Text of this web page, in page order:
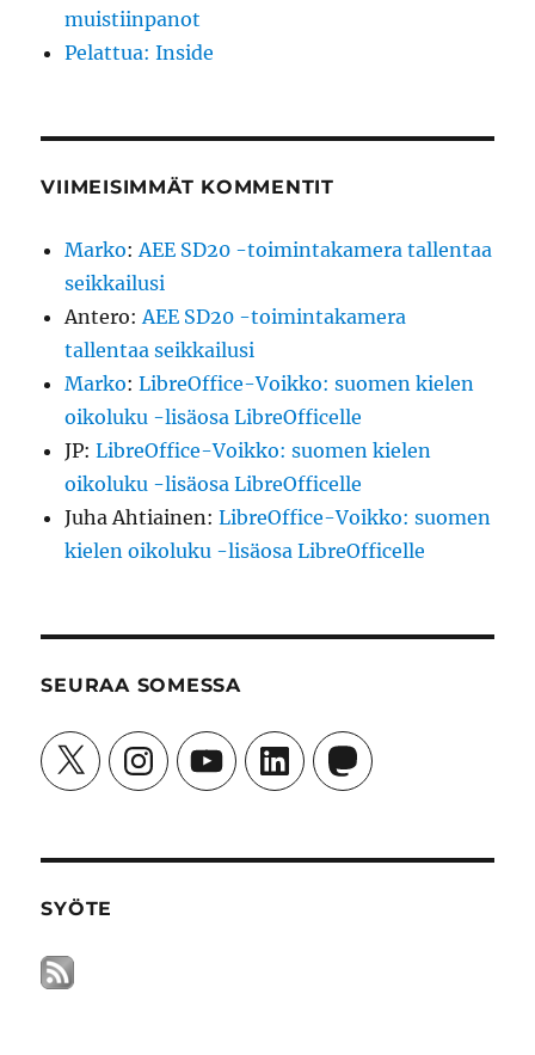
muistiinpanot
Pelattua: Inside
VIIMEISIMMÄT KOMMENTIT
Marko:AEE SD20 -toimintakamera tallentaa
seikkailusi
Antero:AEE SD20 -toimintakamera
tallentaa seikkailusi
Marko:LibreOffice-Voikko: suomen kielen
oikoluku -lisäosa LibreOfficelle
JP:LibreOffice-Voikko: suomen kielen
oikoluku -lisäosa LibreOfficelle
Juha Ahtiainen:LibreOffice-Voikko: suomen
kielen oikoluku -lisäosa LibreOfficelle
SEURAA SOMESSA
X InstagramYouTubeLinkedInMastodon
SYÖTE